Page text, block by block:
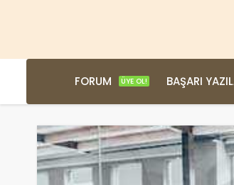
FORUM ÜYE OL! BAŞARI